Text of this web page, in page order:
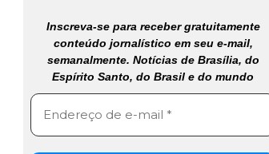
Inscreva-se para receber gratuitamente
conteúdo jornalístico em seu e-mail,
semanalmente. Notícias de Brasília, do
Espírito Santo, do Brasil e do mundo